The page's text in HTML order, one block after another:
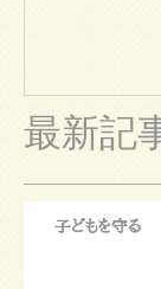
最新記
子どもを守る